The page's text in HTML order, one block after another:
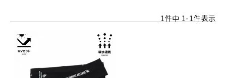
1件中 1-1件表示